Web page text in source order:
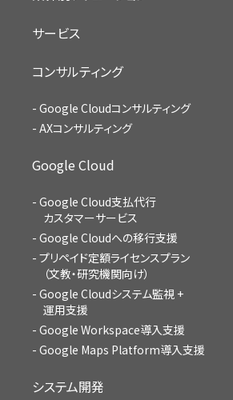
サービス
コンサルティング
Google Cloudコンサルティング
AXコンサルティング
Google Cloud
Google Cloud支払代行
カスタマーサービス
Google Cloudへの移行支援
プリペイド定額ライセンスプラン
（文教・研究機関向け）
Google Cloudシステム監視 +
運用支援
Google Workspace導入支援
Google Maps Platform導入支援
システム開発